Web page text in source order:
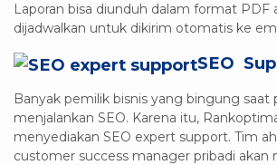
Laporan bisa diunduh dalam format PDF
dijadwalkan untuk dikirim otomatis ke
SEO
Banyak pemilik bisnis yang bingung saat
menjalankan SEO. Karena itu,
menyediakan SEO expert support. Tim
customer success manager pribadi akan